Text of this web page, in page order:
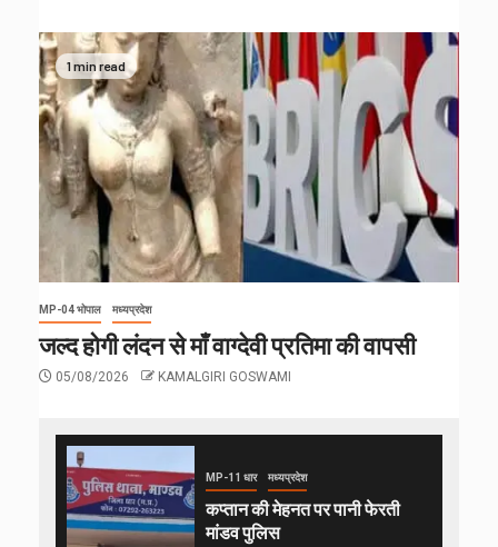
1 min read
MP-04 भोपाल मध्यप्रदेश
जल्द होगी लंदन से माँ वाग्देवी प्रतिमा की वापसी
05/08/2026 KAMALGIRI GOSWAMI
MP-11 धार मध्यप्रदेश
कप्तान की मेहनत पर पानी फेरती
मांडव पुलिस